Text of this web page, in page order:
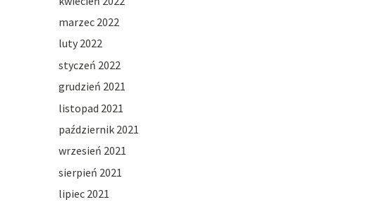
marzec 2022
luty 2022
styczeń 2022
grudzień 2021
listopad 2021
październik 2021
wrzesień 2021
sierpień 2021
lipiec 2021